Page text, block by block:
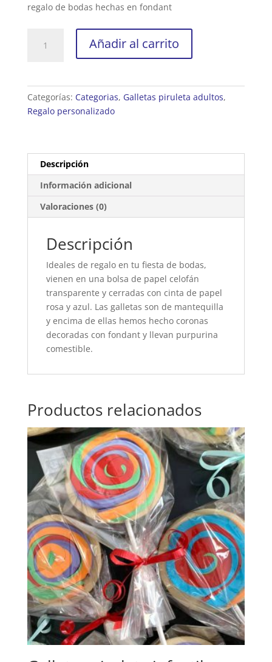
regalo de bodas hechas en fondant
piruleta
Bodas
Añadir al carrito
Categorías: Categorias, Galletas piruleta adultos,
Regalo personalizado
Descripción
Información adicional
Valoraciones (0)
Descripción
Ideales de regalo en tu fiesta de bodas,
vienen en una bolsa de papel celofán
transparente y cerradas con cinta de papel
rosa y azul. Las galletas son de mantequilla
y encima de ellas hemos hecho coronas
decoradas con fondant y llevan purpurina
comestible.
Productos relacionados